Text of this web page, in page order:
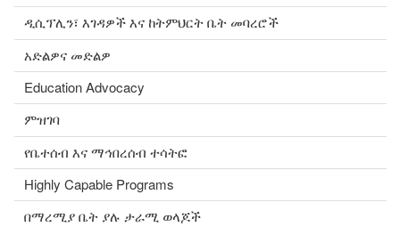
ዲሲፕሊን፣ እገዳዎች እና ከትምህርት ቤት መባረሮች
አድልዎና መድልዎ
Education Advocacy
ምዝገባ
የቤተሰብ እና ማኅበረሰብ ተሳትፎ
Highly Capable Programs
በማረሚያ ቤት ያሉ ታራሚ ወላጆች